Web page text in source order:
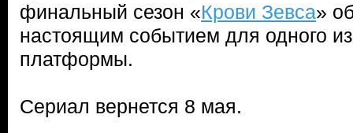
финальный сезон «Крови Зевса»
настоящим событием для одного
платформы.
Сериал вернется 8 мая.